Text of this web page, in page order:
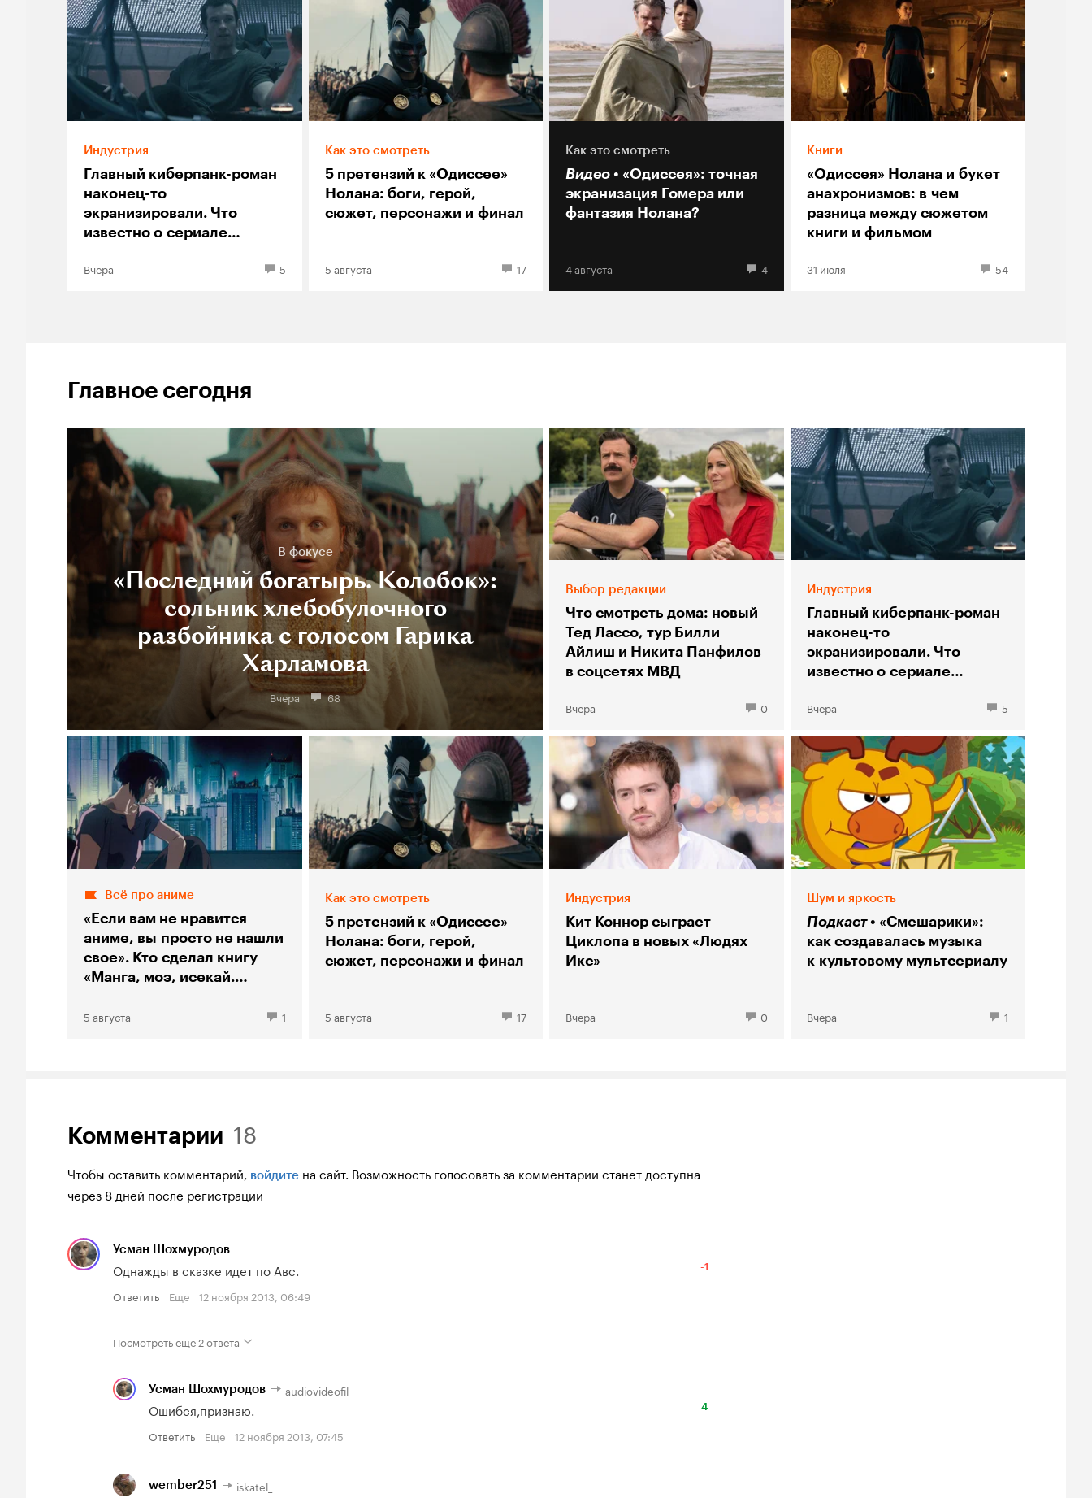
Индустрия
Главный киберпанк-роман
наконец-то
экранизировали. Что
известно о сериале
Вчера 5
Как это смотреть
5 претензий к «Одиссее»
Нолана: боги, герой,
сюжет, персонажи и финал
5 августа 17
Как это смотреть
Видео
«Одиссея»: точная
экранизация Гомера или
фантазия Нолана?
4 августа 4
Книги
«Одиссея» Нолана и букет
анахронизмов: в чем
разница между сюжетом
книги и фильмом
31 июля 54
Главное сегодня
В фокусе
«Последний богатырь. Колобок»:
сольник хлебобулочного
разбойника с голосом Гарика
Харламова
Вчера 68
Выбор редакции
Что смотреть дома: новый
Тед Лассо, тур Билли
Айлиш и Никита Панфилов
в соцсетях МВД
Вчера 0
Индустрия
Главный киберпанк-роман
наконец-то
экранизировали. Что
известно о сериале
Вчера 5
Всё про аниме
«Если вам не нравится
аниме, вы просто не нашли
свое». Кто сделал книгу
«Манга, моэ, исекай.
5 августа 1
Как это смотреть
5 претензий к «Одиссее»
Нолана: боги, герой,
сюжет, персонажи и финал
5 августа 17
Индустрия
Кит Коннор сыграет
Циклопа в новых «Людях
Икс»
Вчера 0
Шум и яркость
Подкаст
«Смешарики»:
как создавалась музыка
к культовому мультсериалу
Вчера 1
Комментарии 18
Чтобы оставить комментарий, войдите на сайт. Возможность голосовать за комментарии станет доступна
через 8 дней после регистрации
Усман Шохмуродов
Однажды в сказке идет по Авс.
Ответить Еще 12 ноября 2013, 06:49
-1
Посмотреть еще2 ответа
Усман Шохмуродов audiovideofil
Ошибся,признаю.
Ответить Еще 12 ноября 2013, 07:45
4
wember251 iskatel_